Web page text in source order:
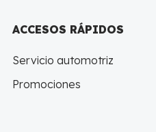
ACCESOS RÁPIDOS
Servicio automotriz
Promociones